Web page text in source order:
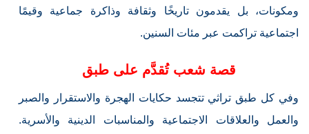
ومكونات، بل يقدمون تاريخًا وثقافة وذاكرة جماعية وقيمًا
اجتماعية تراكمت عبر مئات السنين.
قصة شعب تُقدَّم على طبق
وفي كل طبق تراثي تتجسد حكايات الهجرة والاستقرار والصبر
والعمل والعلاقات الاجتماعية والمناسبات الدينية والأسرية.